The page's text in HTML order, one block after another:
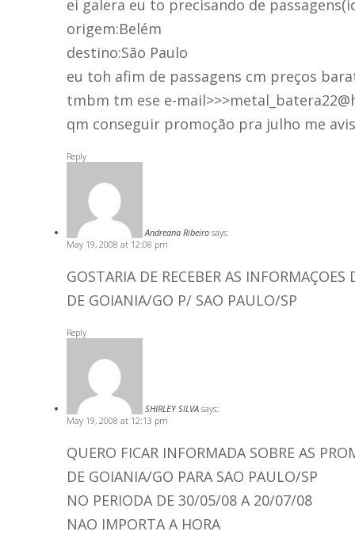
ei galera eu to precisando de
origem:Belém
destino:São Paulo
eu toh afim de passagens cm preços
tmbm tm ese e-mail>>>
qm conseguir promoção pra julho me
Reply
Andreana Ribeiro says:
May 19, 2008 at 12:08 pm
GOSTARIA DE RECEBER AS
DE GOIANIA/GO P/ SAO PAULO/SP
Reply
SHIRLEY SILVA says:
May 19, 2008 at 12:13 pm
QUERO FICAR INFORMADA SOBRE AS
DE GOIANIA/GO PARA SAO PAULO/SP
NO PERIODA DE 30/05/08 A 20/07/08
NAO IMPORTA A HORA